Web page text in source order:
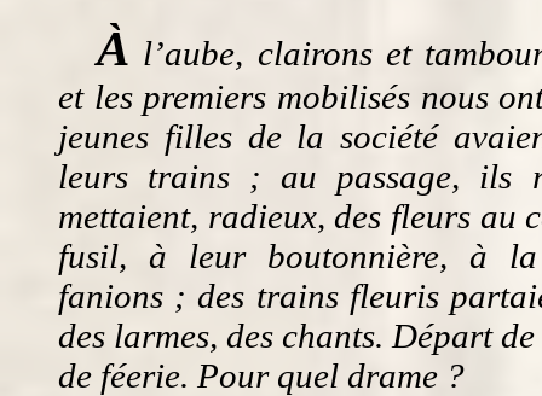
À l’aube, clairons et
et les premiers mobilisés nous
jeunes filles de la société
leurs trains ; au passage, ils
mettaient, radieux, des fleurs au
fusil, à leur boutonnière, à la
fanions ; des trains fleuris
des larmes, des chants. Départ
de féerie. Pour quel drame ?